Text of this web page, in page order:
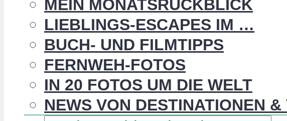
MEIN MONATSRÜCKBLICK
LIEBLINGS-ESCAPES IM …
BUCH- UND FILMTIPPS
FERNWEH-FOTOS
IN 20 FOTOS UM DIE WELT
NEWS VON DESTINATIONEN